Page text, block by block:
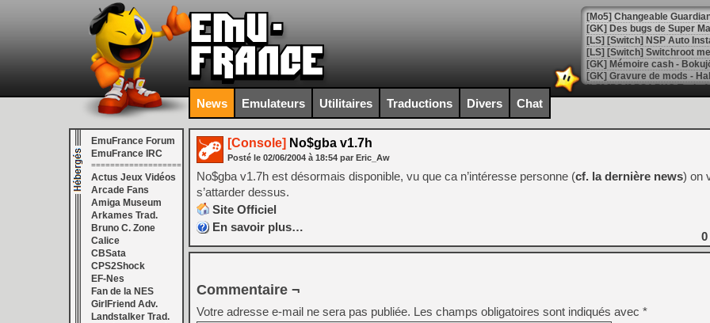
[Mo5] Changeable
[GK] Des bugs de Super
[LS] [Switch] NSP Auto
[GK] La saga horrifique
[GK] Le portage de Super
[Mo5] Le jeu de course
[GK] Guillermo del Toro
[GK] Mistfall Hunter : déjà
[GK] Wo Long 2 évolue
[GK] Crossfire : un TPS à
[LS] [PS5] Premiers
News Emulateurs Utilitaires Traductions Divers Chat
EmuFrance Forum
EmuFrance IRC
===================
Actus Jeux Vidéos
Arcade Fans
Amiga Museum
Arkames Trad.
Bruno C. Zone
Calice
CBSata
CPS2Shock
EF-Nes
Fan de la NES
GirlFriend Adv.
Landstalker Trad.
[Console] No$gba v1.7h
Posté le 02/06/2004 à 18:54 par Eric_Aw
No$gba v1.7h est désormais disponible, vu que ca n’intéresse personne (cf. la dernière news) on
s’attarder dessus.
Site Officiel
En savoir plus…
0
Commentaire ¬
Votre adresse e-mail ne sera pas publiée. Les champs obligatoires sont indiqués avec *